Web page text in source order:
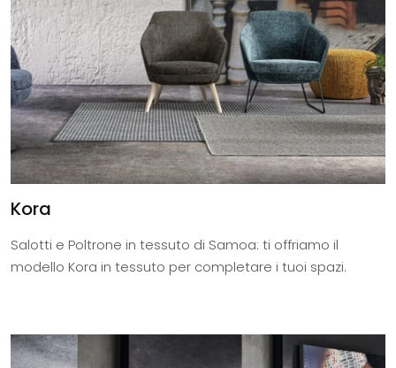
Kora
Salotti e Poltrone in tessuto di Samoa: ti offriamo il
modello Kora in tessuto per completare i tuoi spazi.